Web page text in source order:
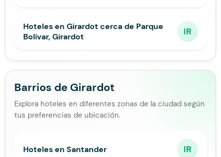
Hoteles en Girardot cerca de Parque
Bolivar, Girardot
IR
Barrios de Girardot
Explora hoteles en diferentes zonas de la ciudad según
tus preferencias de ubicación.
Hoteles en Santander IR